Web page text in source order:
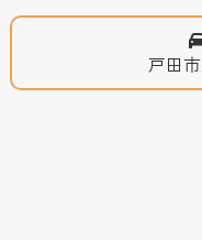
戸田